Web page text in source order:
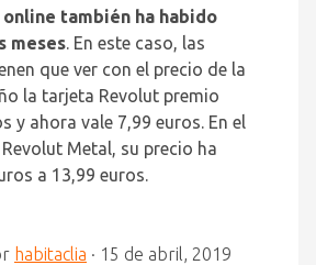
también ha habido
meses. En este caso, las
que ver con el precio de la
la tarjeta Revolut premio
y ahora vale 7,99 euros. En el
Metal, su precio ha
a 13,99 euros.
habitaclia · 15 de abril, 2019